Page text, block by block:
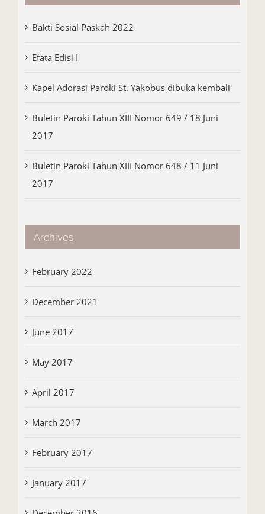
Bakti Sosial Paskah 2022
Efata Edisi I
Kapel Adorasi Paroki St. Yakobus dibuka kembali
Buletin Paroki Tahun XIII Nomor 649 / 18 Juni
2017
Buletin Paroki Tahun XIII Nomor 648 / 11 Juni
2017
Archives
February 2022
December 2021
June 2017
May 2017
April 2017
March 2017
February 2017
January 2017